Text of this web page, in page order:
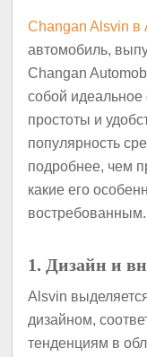
Changan Alsvin в
автомобиль,
Changan
собой идеальное
простоты и
популярность
подробнее, чем
какие его
востребованным.
1. Дизайн и
Alsvin
дизайном,
тенденциям в